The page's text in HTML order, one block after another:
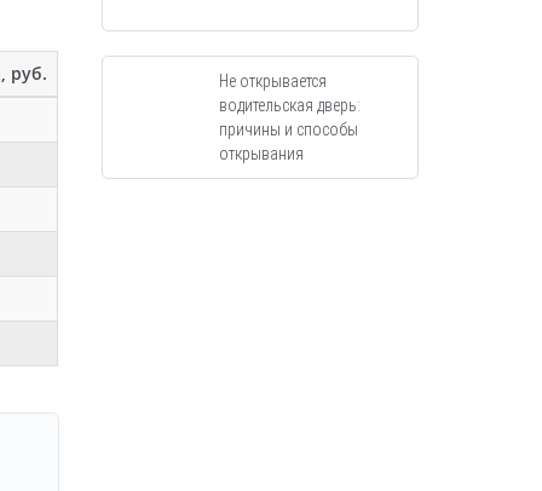
руб.
Не открывается
водительская дверь:
причины и способы
открывания